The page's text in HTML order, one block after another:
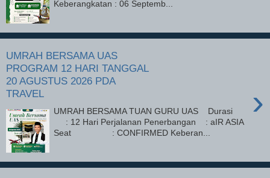
Keberangkatan : 06 Septemb...
UMRAH BERSAMA UAS
PROGRAM 12 HARI TANGGAL
20 AGUSTUS 2026 PDA
TRAVEL
›
UMRAH BERSAMA TUAN GURU UAS Durasi
: 12 Hari Perjalanan Penerbangan : aIR ASIA
Seat : CONFIRMED Keberan...